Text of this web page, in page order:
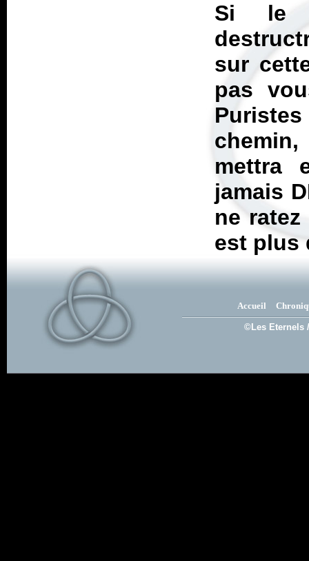
Si le
sur
pas
mettra
jamais
ne
est plus
Accueil
©Les Eternels